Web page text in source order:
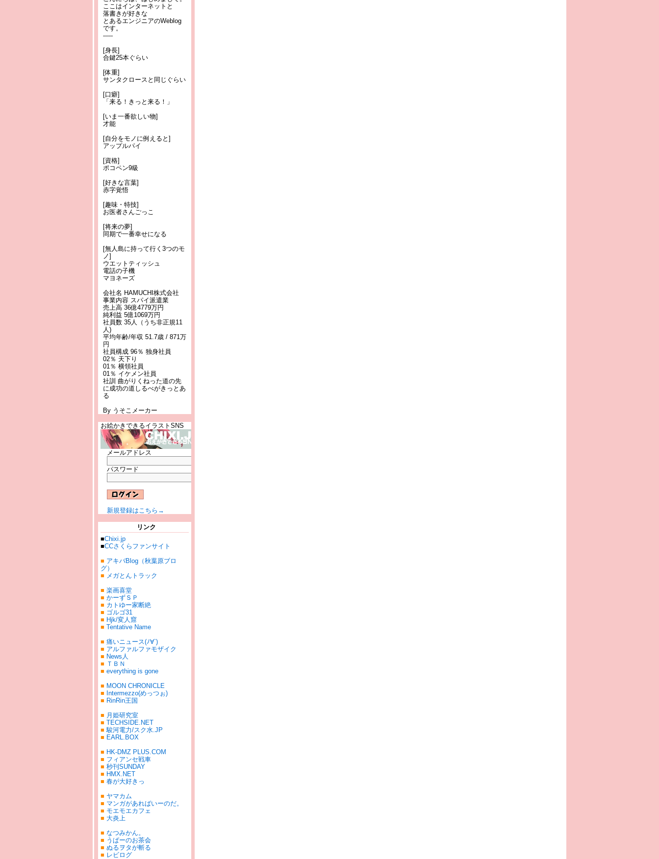
ここはインターネットと
落書きが好きな
とあるエンジニアのWeblog
です。
-----
[身長]
合鍵25本ぐらい
[体重]
サンタクロースと同じぐらい
[口癖]
「来る！きっと来る！」
[いま一番欲しい物]
才能
[自分をモノに例えると]
アップルパイ
[資格]
ポコペン9級
[好きな言葉]
赤字覚悟
[趣味・特技]
お医者さんごっこ
[将来の夢]
同期で一番幸せになる
[無人島に持って行く3つのモ
ノ]
ウエットティッシュ
電話の子機
マヨネーズ
会社名 HAMUCHI株式会社
事業内容 スパイ派遣業
売上高 36億4779万円
純利益 5億1069万円
社員数 35人（うち非正規11
人)
平均年齢/年収 51.7歳 / 871万
円
社員構成 96％ 独身社員
02％ 天下り
01％ 横領社員
01％ イケメン社員
社訓 曲がりくねった道の先
に成功の道しるべがきっとあ
る
By うそこメーカー
お絵かきできるイラストSNS
メールアドレス
パスワード
新規登録はこちら→
リンク
■Chixi.jp
■CCさくらファンサイト
■ アキバBlog（秋葉原ブロ
グ）
■ メガとんトラック
■ 楽画喜堂
■ かーずＳＰ
■ カトゆー家断絶
■ ゴルゴ31
■ Hjk/変人窟
■ Tentative Name
■ 痛いニュース(ﾉ∀`)
■ アルファルファモザイク
■ News人
■ ＴＢＮ
■ everything is gone
■ MOON CHRONICLE
■ Intermezzo(めっつぉ)
■ RinRin王国
■ 月姫研究室
■ TECHSIDE.NET
■駿河電力/スク水.JP
■ EARL.BOX
■ HK-DMZ PLUS.COM
■ フィアンセ戦車
■ 秒刊SUNDAY
■ HMX.NET
■ 春が大好きっ
■ ヤマカム
■ マンガがあればいーのだ。
■ モエモエカフェ
■ 大炎上
■ なつみかん。
■ うぱーのお茶会
■ ぬるヲタが斬る
■ レビログ